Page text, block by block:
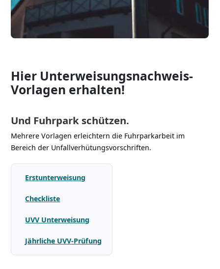
Hier Unterweisungsnachweis-
Vorlagen erhalten!
Und Fuhrpark schützen.
Mehrere Vorlagen erleichtern die Fuhrparkarbeit im
Bereich der Unfallverhütungsvorschriften.
Erstunterweisung
Checkliste
UVV Unterweisung
Jährliche UVV-Prüfung